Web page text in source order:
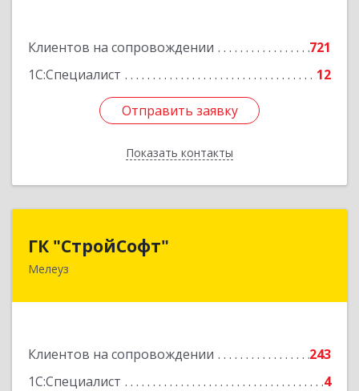
Клиентов на сопровождении
721
1С:Специалист
12
Отправить заявку
Показать контакты
Отправить заявку
Назад
ГК "СтройСофт"
Мелеуз
Клиентов на сопровождении
243
1С:Специалист
4
453852, Башкортостан Респ, Мелеуз г, Ленина